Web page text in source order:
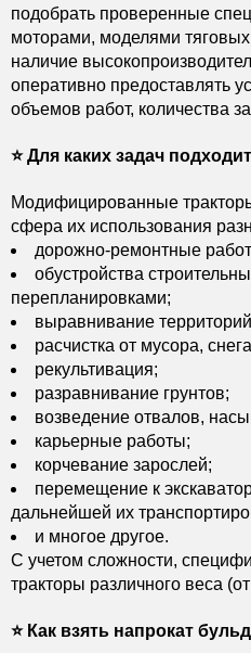
подобрать проверенные
моторами, моделями
наличие
оперативно предоставлять
объемов работ, количества
⭐️ Для каких задач
Модифицированные
сфера их использования
дорожно-ремонтные
обустройства
перепланировками;
выравнивание
расчистка от мусора,
рекультивация;
разравнивание грунтов;
возведение отвалов,
карьерные работы;
корчевание зарослей;
перемещение к
дальнейшей их
и многое другое.
С учетом сложности,
тракторы различного веса
⭐️ Как взять напрокат